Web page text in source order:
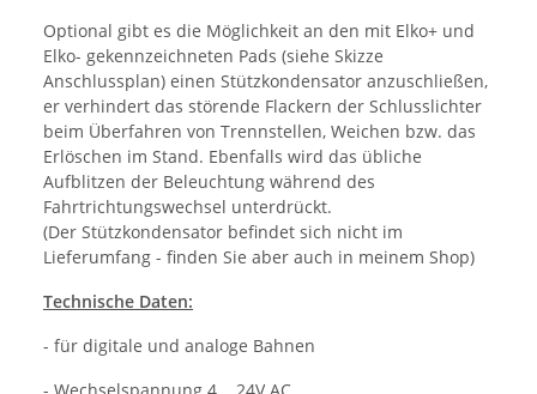
Optional gibt es die Möglichkeit an den mit Elko+ und
Elko- gekennzeichneten Pads (siehe Skizze
Anschlussplan) einen Stützkondensator anzuschließen,
er verhindert das störende Flackern der Schlusslichter
beim Überfahren von Trennstellen, Weichen bzw. das
Erlöschen im Stand. Ebenfalls wird das übliche
Aufblitzen der Beleuchtung während des
Fahrtrichtungswechsel unterdrückt.
(Der Stützkondensator befindet sich nicht im
Lieferumfang - finden Sie aber auch in meinem Shop)
Technische Daten:
- für digitale und analoge Bahnen